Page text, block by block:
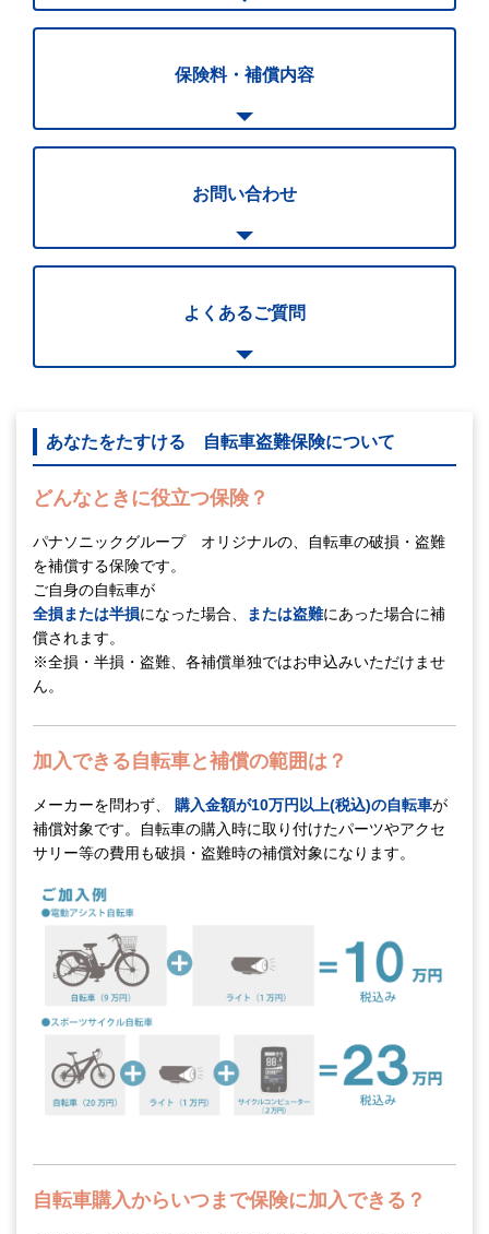
保険料・補償内容
お問い合わせ
よくあるご質問
あなたをたすける 自転車盗難保険について
どんなときに役立つ保険？
パナソニックグループ オリジナルの、自転車の破損・盗難
を補償する保険です。
ご自身の自転車が
全損または半損になった場合、 または盗難にあった場合に補
償されます。
※全損・半損・盗難、各補償単独ではお申込みいただけませ
ん。
加入できる自転車と補償の範囲は？
メーカーを問わず、 購入金額が10万円以上(税込)の自転車が
補償対象です。自転車の購入時に取り付けたパーツやアクセ
サリー等の費用も破損・盗難時の補償対象になります。
自転車購入からいつまで保険に加入できる？